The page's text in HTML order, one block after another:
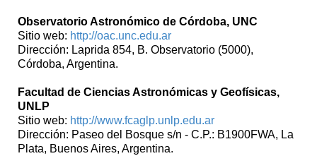
Observatorio Astronómico de Córdoba, UNC
Sitio web: http://oac.unc.edu.ar
Dirección: Laprida 854, B. Observatorio (5000),
Córdoba, Argentina.
Facultad de Ciencias Astronómicas y Geofísicas,
UNLP
Sitio web: http://www.fcaglp.unlp.edu.ar
Dirección: Paseo del Bosque s/n - C.P.: B1900FWA, La
Plata, Buenos Aires, Argentina.